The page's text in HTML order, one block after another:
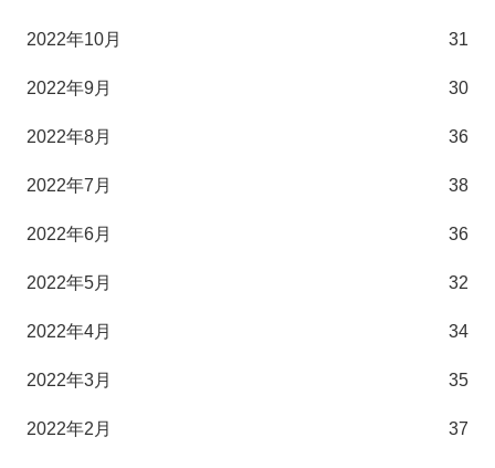
2022年10月 31
2022年9月 30
2022年8月 36
2022年7月 38
2022年6月 36
2022年5月 32
2022年4月 34
2022年3月 35
2022年2月 37